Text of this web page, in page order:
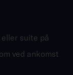
suite på
ved ankomst